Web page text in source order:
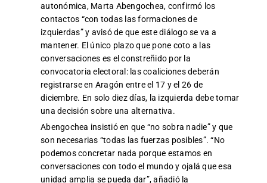
autonómica, Marta Abengochea, confirmó los
contactos “con todas las formaciones de
izquierdas” y avisó de que este diálogo se va a
mantener. El único plazo que pone coto a las
conversaciones es el constreñido por la
convocatoria electoral: las coaliciones deberán
registrarse en Aragón entre el 17 y el 26 de
diciembre. En solo diez días, la izquierda debe tomar
una decisión sobre una alternativa.
Abengochea insistió en que “no sobra nadie” y que
son necesarias “todas las fuerzas posibles”. “No
podemos concretar nada porque estamos en
conversaciones con todo el mundo y ojalá que esa
unidad amplia se pueda dar”, añadió la